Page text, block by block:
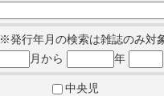
※発行年月の検索は雑誌のみ対
月から 年
中央児